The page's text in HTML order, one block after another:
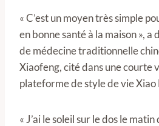
« C’est un moyen très simple
en bonne santé à la maison »,
de médecine traditionnelle
Xiaofeng, cité dans une courte
plateforme de style de vie Xiao
« J’ai le soleil sur le dos le